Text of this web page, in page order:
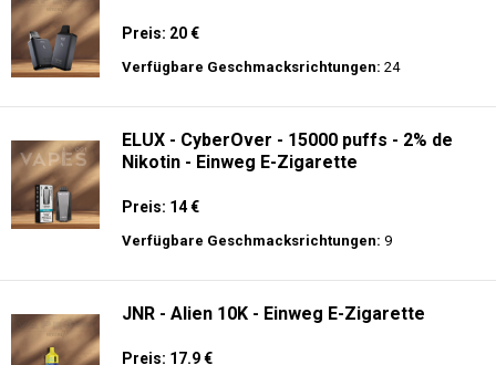
Preis: 20 €
Verfügbare Geschmacksrichtungen: 24
ELUX - CyberOver - 15000 puffs - 2% de
Nikotin - Einweg E-Zigarette
Preis: 14 €
Verfügbare Geschmacksrichtungen: 9
JNR - Alien 10K - Einweg E-Zigarette
Preis: 17.9 €